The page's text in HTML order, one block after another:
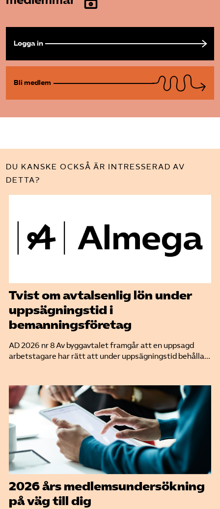
Logga in på Arbetsgivarguiden
Press
Cookie-inställningar
Logga in
Bli medlem
DU KANSKE OCKSÅ ÄR INTRESSERAD AV
DETTA?
Tvist om avtalsenlig lön under
uppsägningstid i
bemanningsföretag
AD 2026 nr 8 Av byggavtalet framgår att en uppsagd
arbetstagare har rätt att under uppsägningstid behålla...
2026 års medlemsundersökning
på väg till dig